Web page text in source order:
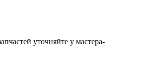
уточняйте у мастера-